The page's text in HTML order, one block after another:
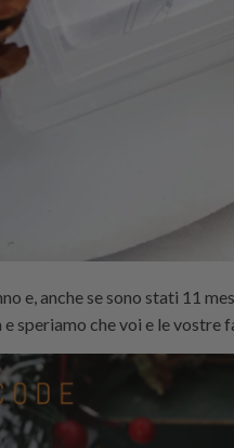
e, anche se sono stati 11
speriamo che voi e le